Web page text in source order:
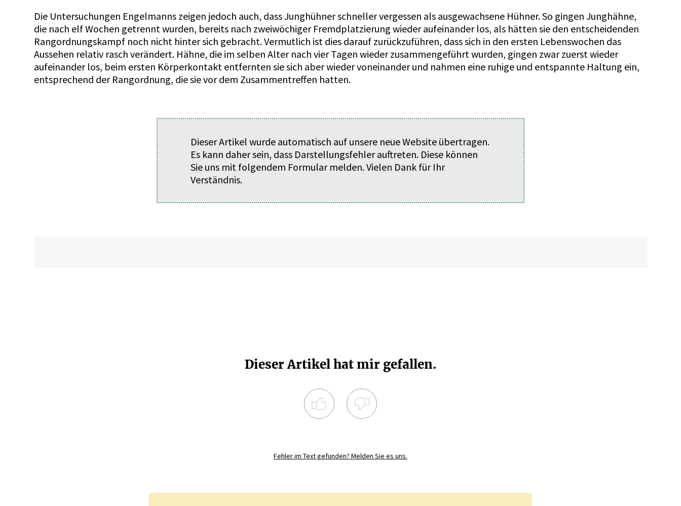
Die Untersuchungen Engelmanns zeigen jedoch auch, dass Junghühner schneller vergessen als ausgewachsene Hühner. So gingen Junghähne,
die nach elf Wochen getrennt wurden, bereits nach zweiwöchiger Fremdplatzierung wieder aufeinander los, als hätten sie den entscheidenden
Rangordnungskampf noch nicht hinter sich gebracht. Vermutlich ist dies darauf zurückzuführen, dass sich in den ersten Lebenswochen das
Aussehen relativ rasch verändert. Hähne, die im selben Alter nach vier Tagen wieder zusammengeführt wurden, gingen zwar zuerst wieder
aufeinander los, beim ersten Körperkontakt entfernten sie sich aber wieder voneinander und nahmen eine ruhige und entspannte Haltung ein,
entsprechend der Rangordnung, die sie vor dem Zusammentreffen hatten.
Dieser Artikel wurde automatisch auf unsere neue Website übertragen.
Es kann daher sein, dass Darstellungsfehler auftreten. Diese können
Sie uns mit folgendem Formularmelden. Vielen Dank für Ihr
Verständnis.
Dieser Artikel hat mir gefallen.
JETZT REGISTRIEREN
Fehler im Text gefunden? Melden Sie es uns.